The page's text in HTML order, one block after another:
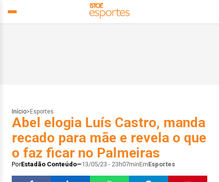
Início> Esportes
Abel elogia Luís Castro, manda
recado para mãe e revela o que
o faz ficar no Palmeiras
PorEstadão Conteúdo 13/05/23 - 23h07minEmEsportes